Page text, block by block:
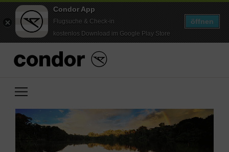
Condor App
Flugsuche & Check-in
kostenlos Download im Google Play Store
öffnen